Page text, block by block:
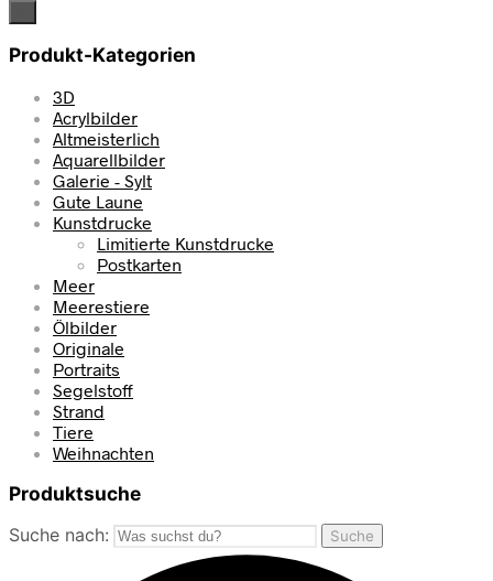
Produkt-Kategorien
3D
Acrylbilder
Altmeisterlich
Aquarellbilder
Galerie - Sylt
Gute Laune
Kunstdrucke
Limitierte Kunstdrucke
Postkarten
Meer
Meerestiere
Ölbilder
Originale
Portraits
Segelstoff
Strand
Tiere
Weihnachten
Produktsuche
Suche nach: Suche